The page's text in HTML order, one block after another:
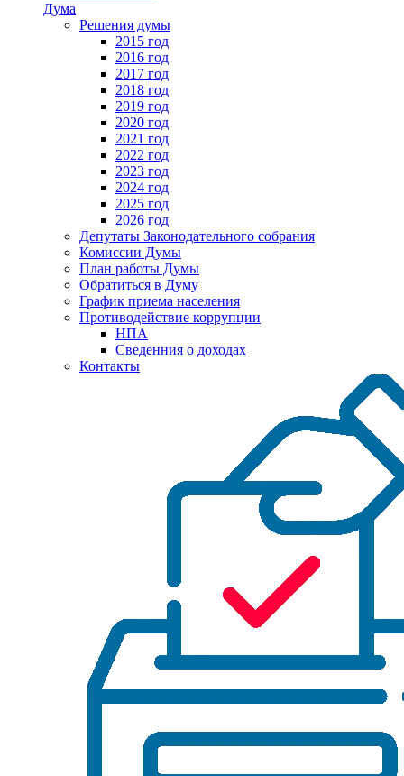
Дума
Решения думы
2015 год
2016 год
2017 год
2018 год
2019 год
2020 год
2021 год
2022 год
2023 год
2024 год
2025 год
2026 год
Депутаты Законодательного собрания
Комиссии Думы
План работы Думы
Обратиться в Думу
График приема населения
Противодействие коррупции
НПА
Сведенния о доходах
Контакты